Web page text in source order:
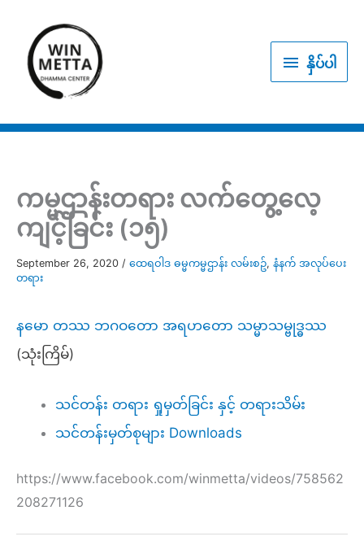
content
နှိပ် နှိပ်ပါ
ကမ္မဌာန်းတရား လက်တွေ့လေ့
ကျင့်ခြင်း (၁၅)
September 26, 2020 / ထေရဝါဒ ဓမ္မကမ္မဌာန်း လမ်းစဥ်, နံနက် အလုပ်ပေး
တရား
နမော တဿ ဘဂဝတော အရဟတော သမ္မာသမ္ဗုဒ္ဓဿ
(သုံးကြိမ်)
သင်တန်း တရား ရှုမှတ်ခြင်း နှင့် တရားသိမ်း
သင်တန်းမှတ်စုများ Downloads
https://www.facebook.com/winmetta/videos/758562
208271126